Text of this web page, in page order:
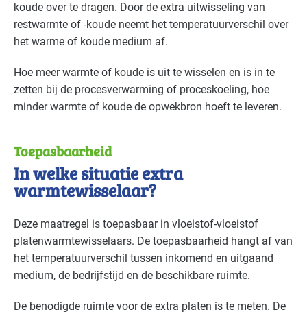
koude over te dragen. Door de extra uitwisseling van
restwarmte of -koude neemt het temperatuurverschil over
het warme of koude medium af.
Hoe meer warmte of koude is uit te wisselen en is in te
zetten bij de procesverwarming of proceskoeling, hoe
minder warmte of koude de opwekbron hoeft te leveren.
Toepasbaarheid
In welke situatie extra
warmtewisselaar?
Deze maatregel is toepasbaar in vloeistof-vloeistof
platenwarmtewisselaars. De toepasbaarheid hangt af van
het temperatuurverschil tussen inkomend en uitgaand
medium, de bedrijfstijd en de beschikbare ruimte.
De benodigde ruimte voor de extra platen is te meten. De